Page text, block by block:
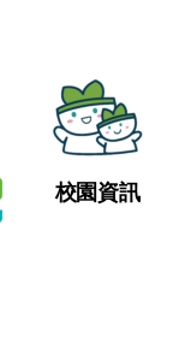
校園資訊